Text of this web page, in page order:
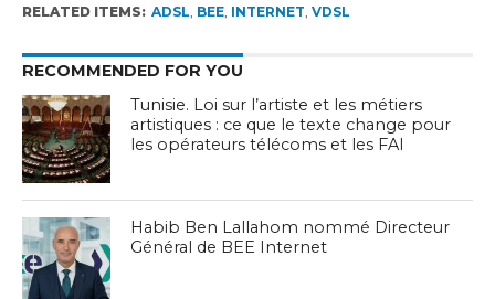
RELATED ITEMS: ADSL, BEE, INTERNET, VDSL
RECOMMENDED FOR YOU
Tunisie. Loi sur l’artiste et les métiers
artistiques : ce que le texte change pour
les opérateurs télécoms et les FAI
Habib Ben Lallahom nommé Directeur
Général de BEE Internet